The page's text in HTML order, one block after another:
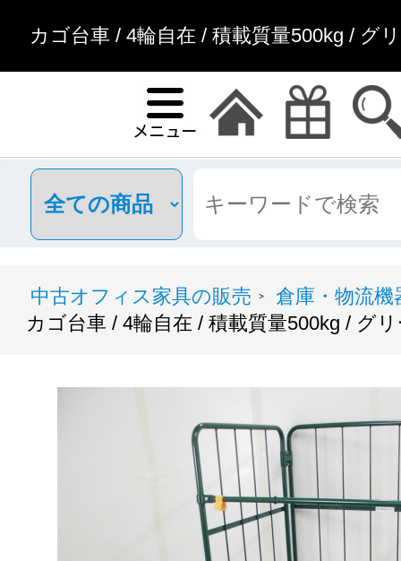
カゴ台車 / 4輪自在 / 積載質量500kg / グ
中古オフィス家具の販売 >
倉庫・物流機
カゴ台車 / 4輪自在 / 積載質量500kg / グ